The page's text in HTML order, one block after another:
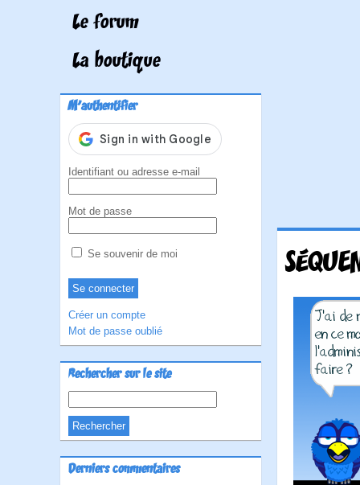
Le forum
La boutique
M'authentifier
Identifiant ou adresse e-mail
Mot de passe
Se souvenir de moi
Créer un compte
Mot de passe oublié
Rechercher sur le site
Derniers commentaires